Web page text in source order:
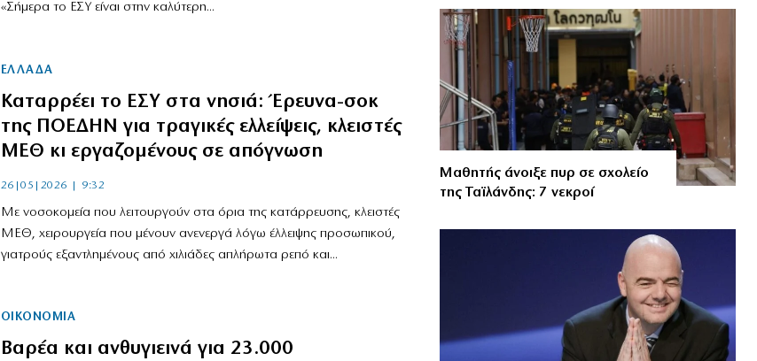
«Σήμερα το ΕΣΥ είναι στην καλύτερη...
ΕΛΛΑΔΑ
Καταρρέει το ΕΣΥ στα νησιά: Έρευνα-σοκ
της ΠΟΕΔΗΝ για τραγικές ελλείψεις, κλειστές
ΜΕΘ κι εργαζομένους σε απόγνωση
26|05|2026 | 9:32
Με νοσοκομεία που λειτουργούν στα όρια της κατάρρευσης, κλειστές
ΜΕΘ, χειρουργεία που μένουν ανενεργά λόγω έλλειψης προσωπικού,
γιατρούς εξαντλημένους από χιλιάδες απλήρωτα ρεπό και...
ΟΙΚΟΝΟΜΙΑ
Βαρέα και ανθυγιεινά για 23.000
Μαθητής άνοιξε πυρ σε σχολείο
της Ταϊλάνδης: 7 νεκροί